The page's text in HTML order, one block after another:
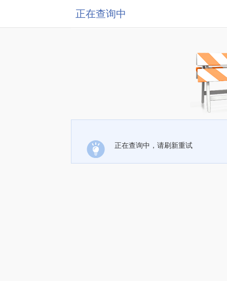
正在查询中
正在查询中，请刷新重试